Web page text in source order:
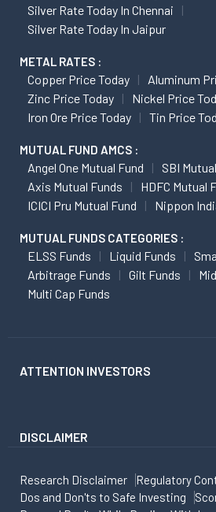
Silver Rate Today In Chennai
Silver Rate Today In Jaipur
METAL RATES :
Copper Price Today
Aluminum
Zinc Price Today
Nickel Price
Iron Ore Price Today
Tin Price
MUTUAL FUND AMCS :
Angel One Mutual Fund
SBI
Axis Mutual Funds
HDFC Mutual
ICICI Pru Mutual Fund
Nippon
MUTUAL FUNDS CATEGORIES :
ELSS Funds Liquid Funds
Arbitrage Funds
Gilt Funds
Multi Cap Funds
ATTENTION INVESTORS
DISCLAIMER
Research Disclaimer
Regulatory
Dos and Don'ts to Safe Investing